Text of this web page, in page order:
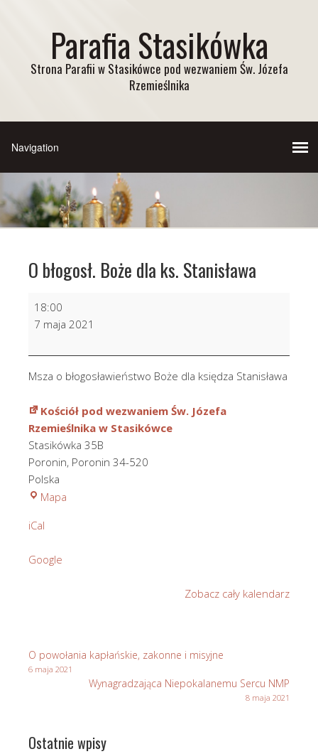
Parafia Stasikówka
Strona Parafii w Stasikówce pod wezwaniem Św. Józefa
Rzemieślnika
O błogosł. Boże dla ks. Stanisława
błogosł.
18:00
7 maja 2021
Msza o błogosławieństwo Boże dla księdza Stanisława
Kościół pod wezwaniem Św. Józefa
Rzemieślnika w Stasikówce
Stasikówka 35B
Poronin, Poronin 34-520
Polska
Mapa
iCal
Google
Zobacz cały kalendarz
O powołania kapłańskie, zakonne i misyjne
6 maja 2021
Wynagradzająca Niepokalanemu Sercu NMP
8 maja 2021
Ostatnie wpisy